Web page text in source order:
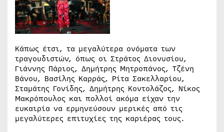
Κάπως έτσι, τα μεγαλύτερα ονόματα των
τραγουδιστών, όπως οι Στράτος Διονυσίου,
Γιάννης Πάριος, Δημήτρης Μητροπάνος, Τζένη
Βάνου, Βασίλης Καρράς, Ρίτα Σακελλαρίου,
Σταμάτης Γονίδης, Δημήτρης Κοντολάζος, Νίκος
Μακρόπουλος και πολλοί ακόμα είχαν την
ευκαιρία να ερμηνεύσουν μερικές από τις
μεγαλύτερες επιτυχίες της καριέρας τους.